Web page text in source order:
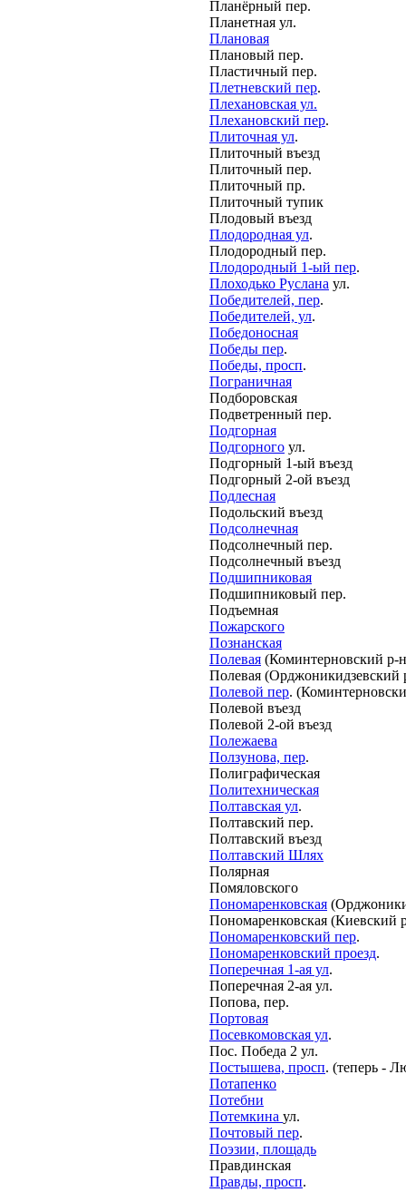
Планёрный пер.
Планетная ул.
Плановая
Плановый пер.
Пластичный пер.
Плетневский пер.
Плехановская ул.
Плехановский пер.
Плиточная ул.
Плиточный въезд
Плиточный пер.
Плиточный пр.
Плиточный тупик
Плодовый въезд
Плодородная ул.
Плодородный пер.
Плодородный 1-ый пер.
Плоходько Руслана ул.
Победителей, пер.
Победителей, ул.
Победоносная
Победы пер.
Победы, просп.
Пограничная
Подборовская
Подветренный пер.
Подгорная
Подгорного ул.
Подгорный 1-ый въезд
Подгорный 2-ой въезд
Подлесная
Подольский въезд
Подсолнечная
Подсолнечный пер.
Подсолнечный въезд
Подшипниковая
Подшипниковый пер.
Подъемная
Пожарского
Познанская
Полевая (Коминтерновский р-
Полевая (Орджоникидзевский
Полевой пер.
Полевой въезд
Полевой 2-ой въезд
Полежаева
Ползунова, пер.
Полиграфическая
Политехническая
Полтавская ул.
Полтавский пер.
Полтавский въезд
Полтавский Шлях
Полярная
Помяловского
Пономаренковская
Пономаренковская (Киевский
Пономаренковский пер.
Пономаренковский проезд.
Поперечная 1-ая ул.
Поперечная 2-ая ул.
Попова, пер.
Портовая
Посевкомовская ул.
Пос. Победа 2 ул.
Постышева, просп. (теперь -
Потапенко
Потебни
Потемкина ул.
Почтовый пер.
Поэзии, площадь
Правдинская
Правды, просп.